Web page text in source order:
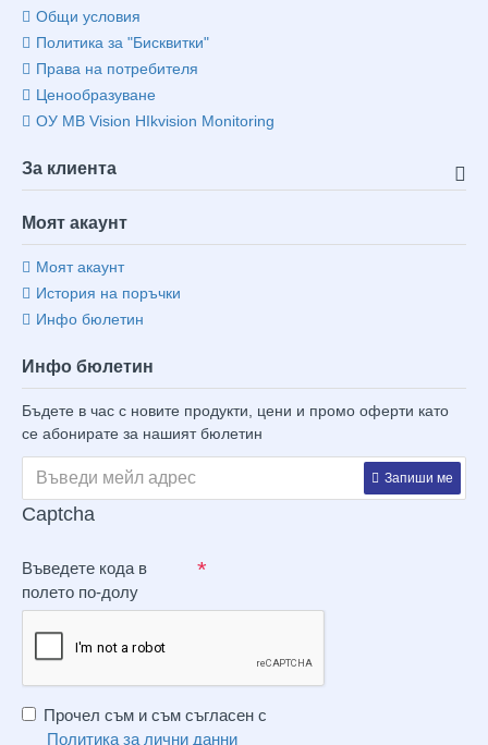
Общи условия
Политика за "Бисквитки"
Права на потребителя
Ценообразуване
ОУ MB Vision HIkvision Monitoring
За клиента
Моят акаунт
Моят акаунт
История на поръчки
Инфо бюлетин
Инфо бюлетин
Бъдете в час с новите продукти, цени и промо оферти като
се абонирате за нашият бюлетин
Запиши ме
Captcha
Въведете кода в
полето по-долу
Прочел съм и съм съгласен с
Политика за лични данни